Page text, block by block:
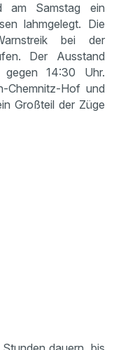
am Samstag ein
lahmgelegt. Die
bei der
Der Ausstand
14:30 Uhr.
Chemnitz-Hof und
Großteil der Züge